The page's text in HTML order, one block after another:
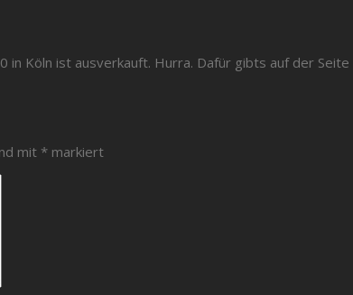
in Köln ist ausverkauft. Hurra. Dafür gibts auf der Seite
mit * markiert